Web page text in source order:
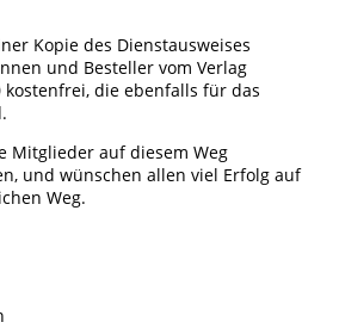
Kopie des Dienstausweises
und Besteller vom Verlag
kostenfrei, die ebenfalls für das
Mitglieder auf diesem Weg
und wünschen allen viel Erfolg auf
Weg.